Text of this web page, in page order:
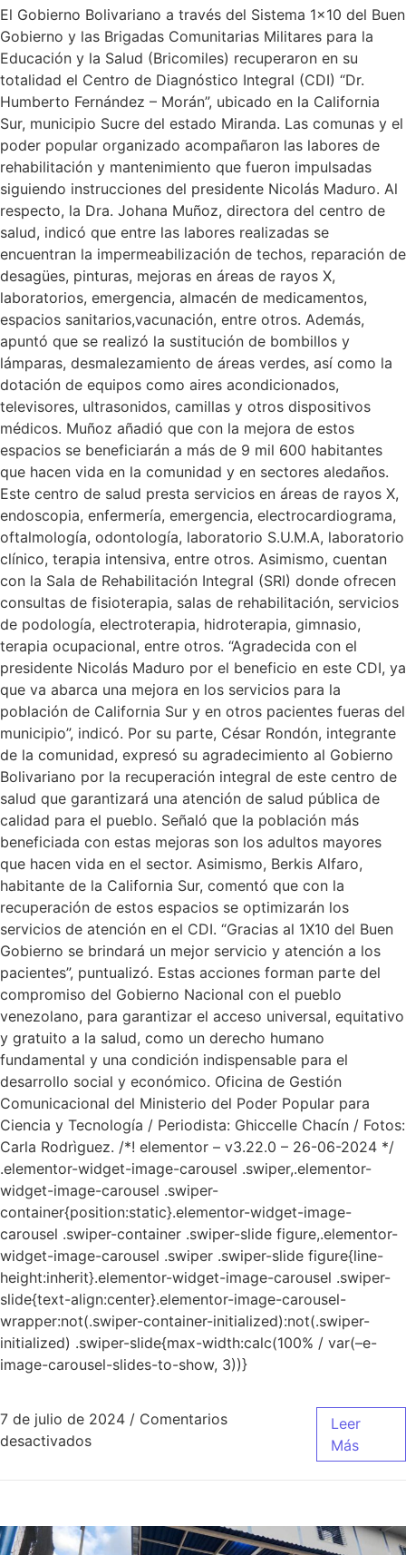
El Gobierno Bolivariano a través del Sistema 1×10 del Buen
Gobierno y las Brigadas Comunitarias Militares para la
Educación y la Salud (Bricomiles) recuperaron en su
totalidad el Centro de Diagnóstico Integral (CDI) “Dr.
Humberto Fernández – Morán”, ubicado en la California
Sur, municipio Sucre del estado Miranda. Las comunas y el
poder popular organizado acompañaron las labores de
rehabilitación y mantenimiento que fueron impulsadas
siguiendo instrucciones del presidente Nicolás Maduro. Al
respecto, la Dra. Johana Muñoz, directora del centro de
salud, indicó que entre las labores realizadas se
encuentran la impermeabilización de techos, reparación de
desagües, pinturas, mejoras en áreas de rayos X,
laboratorios, emergencia, almacén de medicamentos,
espacios sanitarios,vacunación, entre otros. Además,
apuntó que se realizó la sustitución de bombillos y
lámparas, desmalezamiento de áreas verdes, así como la
dotación de equipos como aires acondicionados,
televisores, ultrasonidos, camillas y otros dispositivos
médicos. Muñoz añadió que con la mejora de estos
espacios se beneficiarán a más de 9 mil 600 habitantes
que hacen vida en la comunidad y en sectores aledaños.
Este centro de salud presta servicios en áreas de rayos X,
endoscopia, enfermería, emergencia, electrocardiograma,
oftalmología, odontología, laboratorio S.U.M.A, laboratorio
clínico, terapia intensiva, entre otros. Asimismo, cuentan
con la Sala de Rehabilitación Integral (SRI) donde ofrecen
consultas de fisioterapia, salas de rehabilitación, servicios
de podología, electroterapia, hidroterapia, gimnasio,
terapia ocupacional, entre otros. “Agradecida con el
presidente Nicolás Maduro por el beneficio en este CDI, ya
que va abarca una mejora en los servicios para la
población de California Sur y en otros pacientes fueras del
municipio”, indicó. Por su parte, César Rondón, integrante
de la comunidad, expresó su agradecimiento al Gobierno
Bolivariano por la recuperación integral de este centro de
salud que garantizará una atención de salud pública de
calidad para el pueblo. Señaló que la población más
beneficiada con estas mejoras son los adultos mayores
que hacen vida en el sector. Asimismo, Berkis Alfaro,
habitante de la California Sur, comentó que con la
recuperación de estos espacios se optimizarán los
servicios de atención en el CDI. “Gracias al 1X10 del Buen
Gobierno se brindará un mejor servicio y atención a los
pacientes”, puntualizó. Estas acciones forman parte del
compromiso del Gobierno Nacional con el pueblo
venezolano, para garantizar el acceso universal, equitativo
y gratuito a la salud, como un derecho humano
fundamental y una condición indispensable para el
desarrollo social y económico. Oficina de Gestión
Comunicacional del Ministerio del Poder Popular para
Ciencia y Tecnología / Periodista: Ghiccelle Chacín / Fotos:
Carla Rodrìguez. /*! elementor – v3.22.0 – 26-06-2024 */
.elementor-widget-image-carousel .swiper,.elementor-
widget-image-carousel .swiper-
container{position:static}.elementor-widget-image-
carousel .swiper-container .swiper-slide figure,.elementor-
widget-image-carousel .swiper .swiper-slide figure{line-
height:inherit}.elementor-widget-image-carousel .swiper-
slide{text-align:center}.elementor-image-carousel-
wrapper:not(.swiper-container-initialized):not(.swiper-
initialized) .swiper-slide{max-width:calc(100% / var(–e-
image-carousel-slides-to-show, 3))}
7 de julio de 2024 / Comentarios
desactivados
Leer
Más